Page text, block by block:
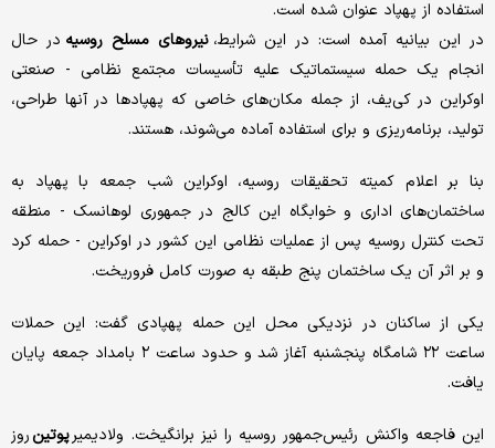
استفاده از پهپاد عنوان شده است.
در این بیانیه آمده است: در این شرایط، نیروهای مسلح روسیه در حال
انجام یک حمله سیستماتیک علیه تأسیسات مجتمع نظامی - صنعتی
اوکراین در کی‌یف، از جمله مکان‌های خاصی که پهپادها در آنها طراحی،
تولید، برنامه‌ریزی و برای استفاده آماده می‌شوند، هستند.
بنا بر اعلام کمیته تحقیقات روسیه، اوکراین شب جمعه با پهپاد به
ساختمان‌های اداری و خوابگاه این کالج در جمهوری لوهانسک - منطقه
تحت کنترل روسیه پس از عملیات نظامی این کشور در اوکراین - حمله کرد
و بر اثر آن یک ساختمان پنج طبقه به صورت کامل فروریخت.
یکی از ساکنان در نزدیکی محل این حمله پهپادی گفت: این حملات
ساعت ۲۲ شامگاه پنجشنبه آغاز شد و حدود ساعت ۲ بامداد جمعه پایان
یافت.
این فاجعه واکنش رئیس‌جمهور روسیه را نیز برانگیخت. ولادیمیرپوتینروز